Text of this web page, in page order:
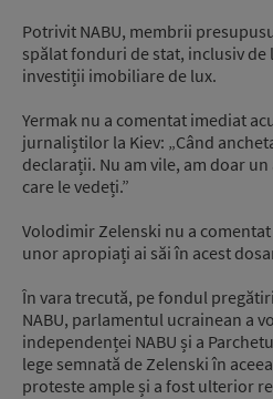
Potrivit NABU, membrii
spălat fonduri de stat, inclusiv de
investiții imobiliare de lux.
Yermak nu a comentat imediat
jurnaliștilor la Kiev: „Când
declarații. Nu am vile, am doar
care le vedeți.”
Volodimir Zelenski nu a
unor apropiați ai săi în acest
În vara trecută, pe fondul
NABU, parlamentul ucrainean a
independenței NABU și a
lege semnată de Zelenski în
proteste ample și a fost ulterior